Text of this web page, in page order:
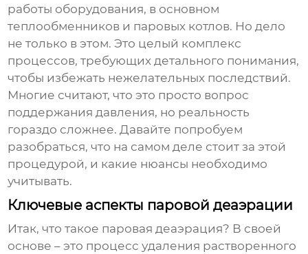
работы оборудования, в основном
теплообменников и паровых котлов. Но дело
не только в этом. Это целый комплекс
процессов, требующих детального понимания,
чтобы избежать нежелательных последствий.
Многие считают, что это просто вопрос
поддержания давления, но реальность
гораздо сложнее. Давайте попробуем
разобраться, что на самом деле стоит за этой
процедурой, и какие нюансы необходимо
учитывать.
Ключевые аспекты паровой деаэрации
Итак, что такое паровая деаэрация? В своей
основе – это процесс удаления растворенного